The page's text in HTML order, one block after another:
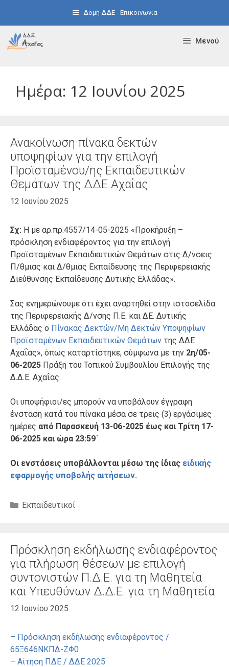
Δομή ΔΔΕ - Επικοινωνία
Μενού
Ημέρα: 12 Ιουνίου 2025
Ανακοίνωση πίνακα δεκτών
υποψηφίων για την επιλογή
Προϊσταμένου/ης Εκπαιδευτικών
Θεμάτων της ΔΔΕ Αχαΐας
12 Ιουνίου 2025
Σχ: Η με αρ.πρ.4557/14-05-2025 «Προκήρυξη –
πρόσκληση ενδιαφέροντος για την επιλογή
Προϊσταμένων Εκπαιδευτικών Θεμάτων στις Δ/νσεις
Π/θμιας και Δ/θμιας Εκπαίδευσης της Περιφερειακής
Διεύθυνσης Εκπαίδευσης Δυτικής Ελλάδας».
Σας ενημερώνουμε ότι έχει αναρτηθεί στην ιστοσελίδα
της Περιφερειακής Δ/νσης Π.Ε. και ΔΕ. Δυτικής
Ελλάδας ο Πίνακας Δεκτών/Μη Δεκτών Υποψηφίων
Προϊσταμένων Εκπαιδευτικών Θεμάτων της ΔΔΕ
Αχαΐας», όπως καταρτίστηκε, σύμφωνα με την 2η/05-
06-2025 Πράξη του Τοπικού Συμβουλίου Επιλογής της
Δ.Δ.Ε. Αχαΐας.
Οι υποψήφιοι/ες μπορούν να υποβάλουν έγγραφη
ένσταση κατά του πίνακα μέσα σε τρεις (3) εργάσιμες
ημέρες από Παρασκευή 13-06-2025 έως και Τρίτη 17-
06-2025 και ώρα 23:59΄.
Οι ενστάσεις υποβάλλονται μέσω της ίδιας ειδικής
εφαρμογής υποβολής αιτήσεων.
Κατηγορίες
Εκπαιδευτικοί
Πρόσκληση εκδήλωσης ενδιαφέροντος
για πλήρωση θέσεων με επιλογή
συντονιστών Π.Δ.Ε. για τη Μαθητεία
και Υπευθύνων Δ.Δ.Ε. για τη Μαθητεία
12 Ιουνίου 2025
– Πρόσκληση εκδήλωσης ενδιαφέροντος /
65Ξ646ΝΚΠΔ-ΖΦ0
– Αίτηση ΠΔΕ / ΔΔΕ 2025